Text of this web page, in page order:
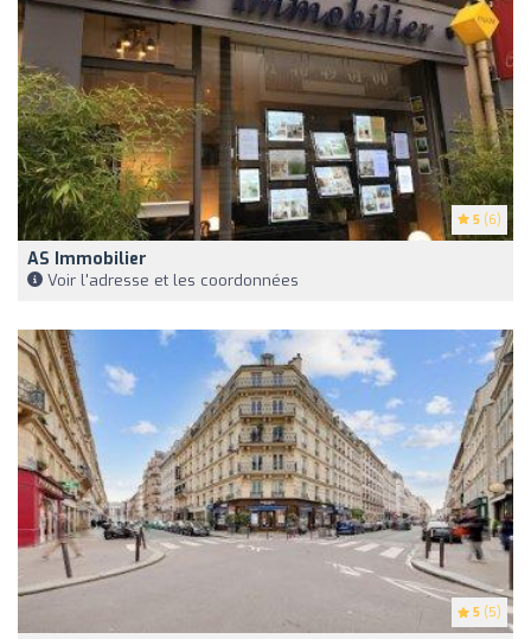
5 (6)
AS Immobilier
Voir l'adresse et les coordonnées
5 (5)